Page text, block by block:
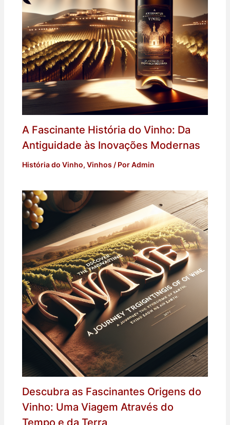
A Fascinante História do Vinho: Da
Antiguidade às Inovações Modernas
História do Vinho, Vinhos / PorAdmin
Descubra as Fascinantes Origens do
Vinho: Uma Viagem Através do
Tempo e da Terra